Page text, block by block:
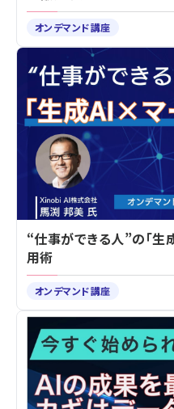
オンデマンド講座
“仕事ができる人”の「生
用術
オンデマンド講座